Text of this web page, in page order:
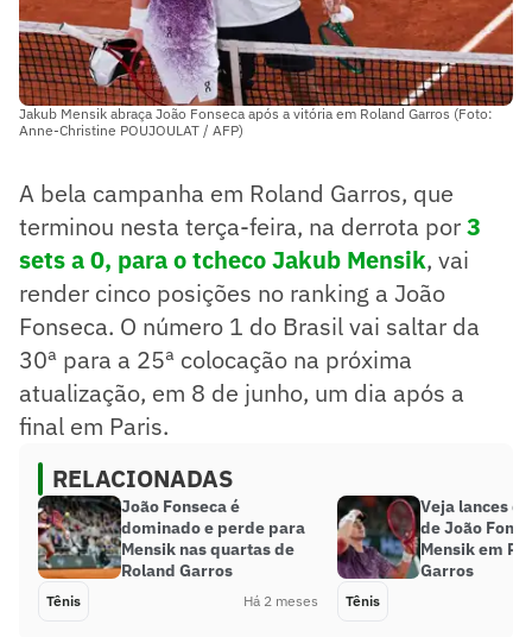
Jakub Mensik abraça João Fonseca após a vitória em Roland Garros (Foto:
Anne-Christine POUJOULAT / AFP)
A bela campanha em Roland Garros, que
terminou nesta terça-feira, na derrota por3
sets a 0, para o tchecoJakub Mensik, vai
render cinco posições no ranking a João
Fonseca. O número 1 do Brasil vai saltar da
30ª para a 25ª colocação na próxima
atualização, em 8 de junho, um dia após a
final em Paris.
RELACIONADAS
João Fonseca é
dominado e perde para
Mensik nas quartas de
Roland Garros
Tênis Há 2 meses
Veja lances
de João
Mensik em
Garros
Tênis